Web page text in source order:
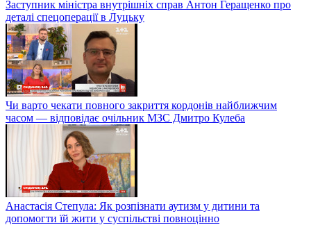
Заступник міністра внутрішніх справ Антон Геращенко про
деталі спецоперації в Луцьку
Чи варто чекати повного закриття кордонів найближчим
часом — відповідає очільник МЗС Дмитро Кулеба
Анастасія Степула: Як розпізнати аутизм у дитини та
допомогти їй жити у суспільстві повноцінно